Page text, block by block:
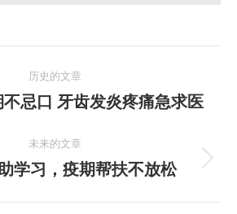
历史的文章
历
的
文
忌口 牙齿发炎疼痛急求医
未来的文章
未
学习，疫期帮扶不放松